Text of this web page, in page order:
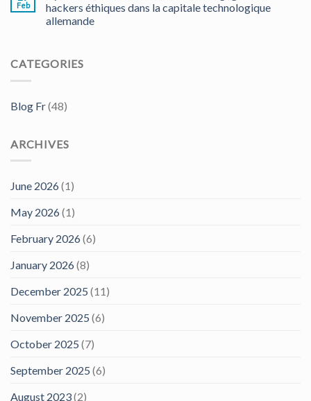
Feb
hackers éthiques dans la capitale technologique
allemande
CATEGORIES
Blog Fr(48)
ARCHIVES
June 2026(1)
May 2026(1)
February 2026(6)
January 2026(8)
December 2025 (11)
November 2025 (6)
October 2025 (7)
September 2025 (6)
August 2023(2)